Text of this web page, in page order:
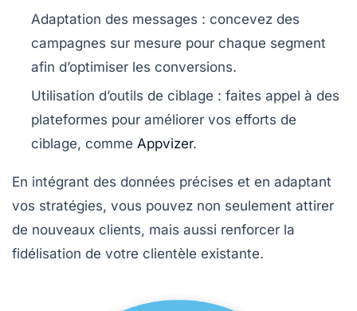
Adaptation des messages : concevez des
campagnes sur mesure pour chaque segment
afin d’optimiser les conversions.
Utilisation d’outils de ciblage : faites appel à des
plateformes pour améliorer vos efforts de
ciblage, comme Appvizer.
En intégrant des données précises et en adaptant
vos stratégies, vous pouvez non seulement attirer
de nouveaux clients, mais aussi renforcer la
fidélisation de votre clientèle existante.